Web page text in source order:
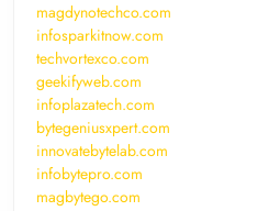
magdynotechco.com
infosparkitnow.com
techvortexco.com
geekifyweb.com
infoplazatech.com
bytegeniusxpert.com
innovatebytelab.com
infobytepro.com
magbytego.com